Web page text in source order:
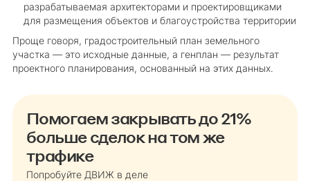
разрабатываемая архитекторами и проектировщиками
для размещения объектов и благоустройства территории
Проще говоря, градостроительный план земельного
участка — это исходные данные, а генплан — результат
проектного планирования, основанный на этих данных.
Помогаем закрывать до 21%
больше сделок на том же
трафике
Попробуйте ДВИЖ в деле